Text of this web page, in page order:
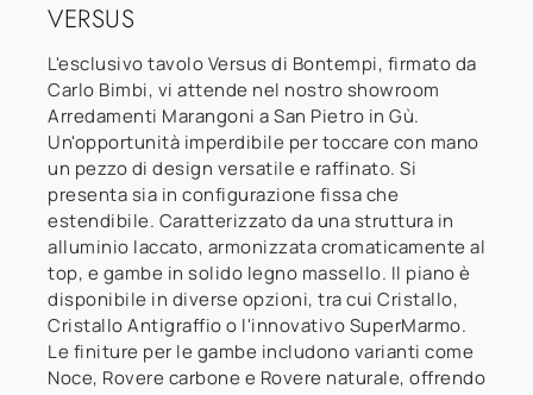
VERSUS
L'esclusivo tavolo Versus di Bontempi, firmato da
Carlo Bimbi, vi attende nel nostro showroom
Arredamenti Marangoni a San Pietro in Gù.
Un'opportunità imperdibile per toccare con mano
un pezzo di design versatile e raffinato. Si
presenta sia in configurazione fissa che
estendibile. Caratterizzato da una struttura in
alluminio laccato, armonizzata cromaticamente al
top, e gambe in solido legno massello. Il piano è
disponibile in diverse opzioni, tra cui Cristallo,
Cristallo Antigraffio o l'innovativo SuperMarmo.
Le finiture per le gambe includono varianti come
Noce, Rovere carbone e Rovere naturale, offrendo